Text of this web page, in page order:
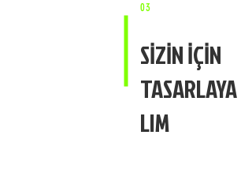
MCR TRAINING:
GÜLÜMSETEREK ÖĞRETME
MCR Training, 2004 yılında kurulan
Macera Akademisi’nin, yaşayarak
03
SİZİN İÇİN
TASARLAYA
LIM